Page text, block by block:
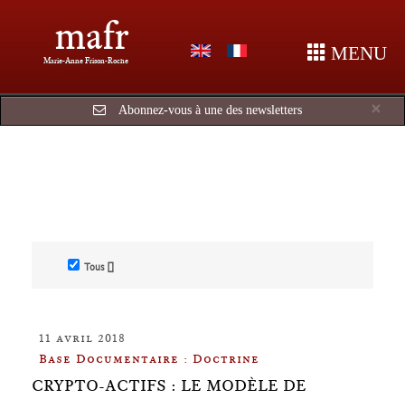
mafr
Marie-Anne Frison-Roche MENU
×
Abonnez-vous à une des newsletters
Tous []
11 avril 2018
Base Documentaire : Doctrine
CRYPTO-ACTIFS : LE MODÈLE DE